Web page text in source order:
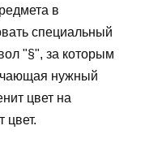
в
специальный
"§", за которым
нужный
цвет на
цвет.